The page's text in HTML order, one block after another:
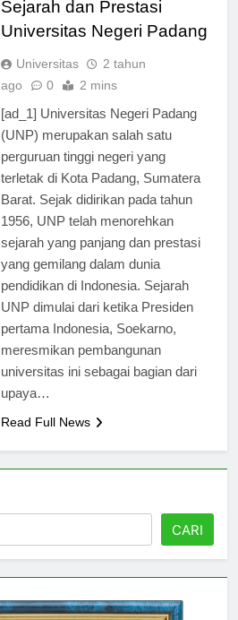
Sejarah dan Prestasi
Universitas Negeri Padang
Universitas
2 tahun
[ad_1] Universitas Negeri Padang
(UNP) merupakan salah satu
perguruan tinggi negeri yang
terletak di Kota Padang, Sumatera
Barat. Sejak didirikan pada tahun
1956, UNP telah menorehkan
sejarah yang panjang dan prestasi
yang gemilang dalam dunia
pendidikan di Indonesia. Sejarah
UNP dimulai dari ketika Presiden
pertama Indonesia, Soekarno,
meresmikan pembangunan
universitas ini sebagai bagian dari
CARI